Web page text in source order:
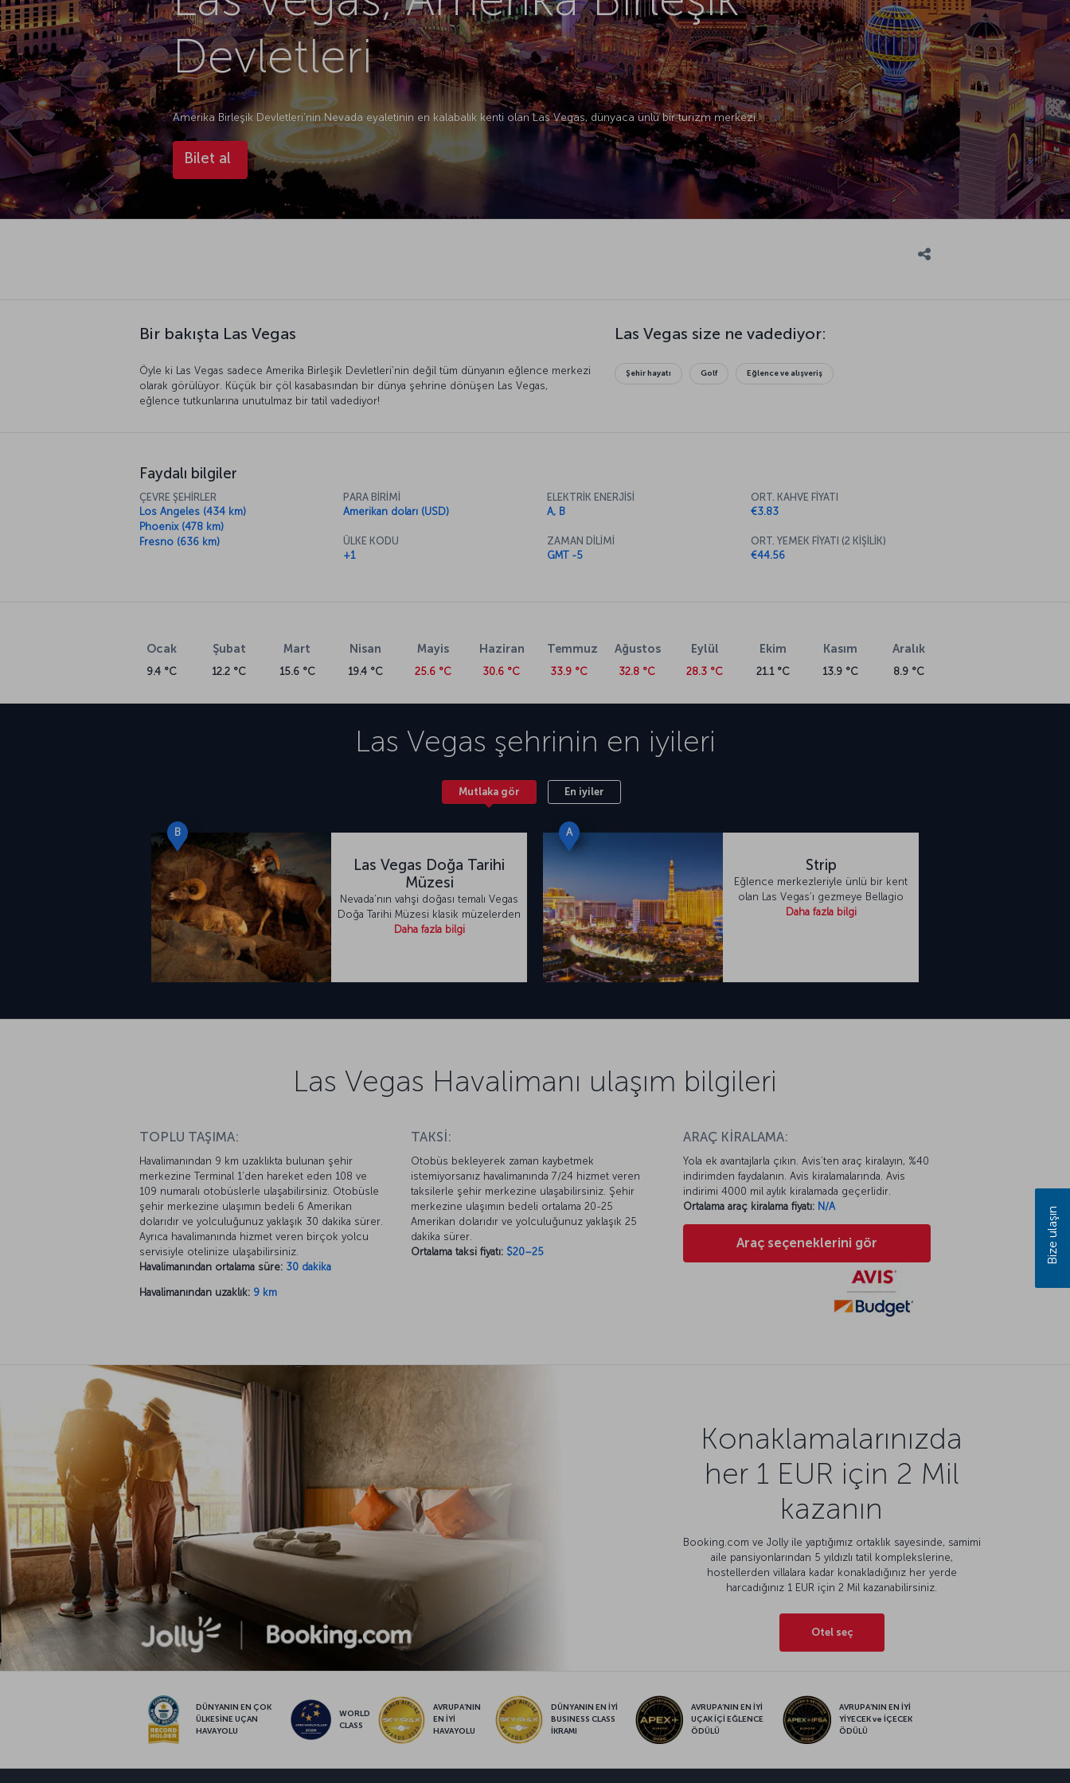
Devletleri
Amerika Birleşik Devletleri’nin Nevada eyaletinin en kalabalık kenti olan Las Vegas, dünyaca ünlü bir turizm merkezi.
Bilet al
Bir bakışta Las Vegas
Öyle ki Las Vegas sadece Amerika Birleşik Devletleri’nin değil tüm dünyanın eğlence merkezi
olarak görülüyor. Küçük bir çöl kasabasından bir dünya şehrine dönüşen Las Vegas,
eğlence tutkunlarına unutulmaz bir tatil vadediyor!
Las Vegas size ne vadediyor:
Şehir hayatı Golf Eğlence ve alışveriş
Faydalı bilgiler
ÇEVRE ŞEHİRLER
Los Angeles (434 km)
Phoenix (478 km)
Fresno (636 km)
PARA BİRİMİ
Amerikan doları (USD)
ÜLKE KODU
+1
ELEKTRİK ENERJİSİ
A, B
ZAMAN DİLİMİ
GMT -5
ORT. KAHVE FİYATI
€3.83
ORT. YEMEK FİYATI (2 KİŞİLİK)
€44.56
Ocak
9.4 °C
Şubat
12.2 °C
Mart
15.6 °C
Nisan
19.4 °C
Mayis
25.6 °C
Haziran
30.6 °C
Temmuz
33.9 °C
Ağustos
32.8 °C
Eylül
28.3 °C
Ekim
21.1 °C
Kasım
13.9 °C
Aralık
8.9 °C
Las Vegas şehrinin en iyileri
Mutlaka gör En iyiler
B
Las Vegas Doğa Tarihi
Müzesi
Nevada’nın vahşi doğası temalı Vegas
Doğa Tarihi Müzesi klasik müzelerden
Daha fazla bilgi
A
Strip
Eğlence merkezleriyle ünlü bir kent
olan Las Vegas’ı gezmeye Bellagio
Daha fazla bilgi
Las Vegas Havalimanı ulaşım bilgileri
TOPLU TAŞIMA:
Havalimanından 9 km uzaklıkta bulunan şehir
merkezine Terminal 1’den hareket eden 108 ve
109 numaralı otobüslerle ulaşabilirsiniz. Otobüsle
şehir merkezine ulaşımın bedeli 6 Amerikan
dolarıdır ve yolculuğunuz yaklaşık 30 dakika sürer.
Ayrıca havalimanında hizmet veren birçok yolcu
servisiyle otelinize ulaşabilirsiniz.
Havalimanından ortalama süre: 30 dakika
Havalimanından uzaklık: 9 km
TAKSİ:
Otobüs bekleyerek zaman kaybetmek
istemiyorsanız havalimanında 7/24 hizmet veren
taksilerle şehir merkezine ulaşabilirsiniz. Şehir
merkezine ulaşımın bedeli ortalama 20-25
Amerikan dolarıdır ve yolculuğunuz yaklaşık 25
dakika sürer.
Ortalama taksi fiyatı: $20–25
ARAÇ KİRALAMA:
Yola ek avantajlarla çıkın. Avis’ten araç kiralayın, %40
indirimden faydalanın. Avis kiralamalarında. Avis
indirimi 4000 mil aylık kiralamada geçerlidir.
Ortalama araç kiralama fiyatı: N/A
Araç seçeneklerini gör
Konaklamalarınızda
her 1 EUR için 2 Mil
kazanın
Booking.com ve Jolly ile yaptığımız ortaklık sayesinde, samimi
aile pansiyonlarından 5 yıldızlı tatil komplekslerine,
hostellerden villalara kadar konakladığınız her yerde
harcadığınız 1 EUR için 2 Mil kazanabilirsiniz.
Otel seç
DÜNYANIN EN ÇOK
ÜLKESİNE UÇAN
HAVAYOLU
WORLD
CLASS
AVRUPA’NIN
EN İYİ
HAVAYOLU
DÜNYANIN EN İYİ
BUSINESS CLASS
İKRAMI
AVRUPA’NIN EN İYİ
UÇAK İÇİ EĞLENCE
ÖDÜLÜ
AVRUPA’NIN EN İYİ
YİYECEK ve İÇECEK
ÖDÜLÜ
Bize ulaşın